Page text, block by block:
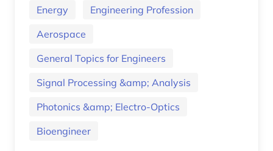
Energy
Engineering Profession
Aerospace
General Topics for Engineers
Signal Processing &amp; Analysis
Photonics &amp; Electro-Optics
Bioengineer